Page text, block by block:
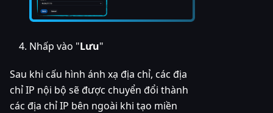
Nhấp vào "Lưu"
Sau khi cấu hình ánh xạ địa chỉ, các địa
chỉ IP nội bộ sẽ được chuyển đổi thành
các địa chỉ IP bên ngoài khi tạo miền